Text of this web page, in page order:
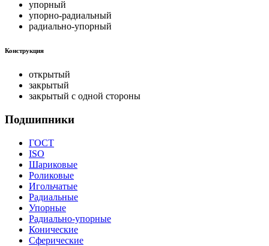
упорный
упорно-радиальный
радиально-упорный
Конструкция
открытый
закрытый
закрытый с одной стороны
Подшипники
ГОСТ
ISO
Шариковые
Роликовые
Игольчатые
Радиальные
Упорные
Радиально-упорные
Конические
Сферические